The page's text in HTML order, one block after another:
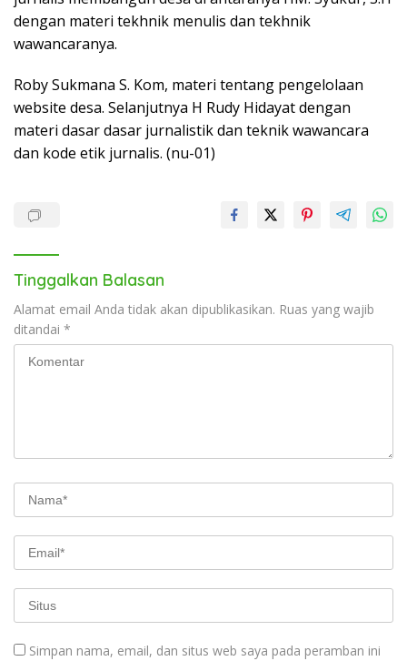
dengan materi tekhnik menulis dan tekhnik
wawancaranya.
Roby Sukmana S. Kom, materi tentang pengelolaan
website desa. Selanjutnya H Rudy Hidayat dengan
materi dasar dasar jurnalistik dan teknik wawancara
dan kode etik jurnalis. (nu-01)
Tinggalkan Balasan
Alamat email Anda tidak akan dipublikasikan. Ruas yang wajib
ditandai *
Simpan nama, email, dan situs web saya pada peramban ini